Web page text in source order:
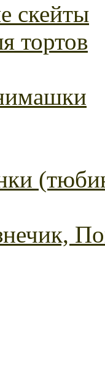
скейты
тортов